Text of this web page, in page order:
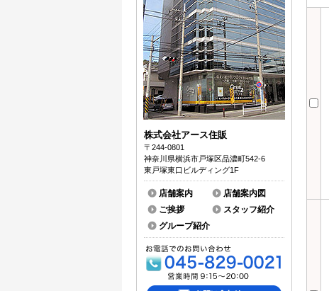
株式会社アース住販
〒244-0801
神奈川県横浜市戸塚区品濃町542-6
東戸塚東口ビルディング1F
店舗案内
店舗案内図
ご挨拶
スタッフ紹介
グループ紹介